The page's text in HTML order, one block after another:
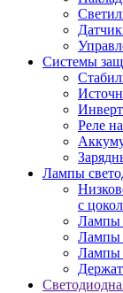
Системы
Реле
Лампы
с
Лампы
Лампы
Лампы